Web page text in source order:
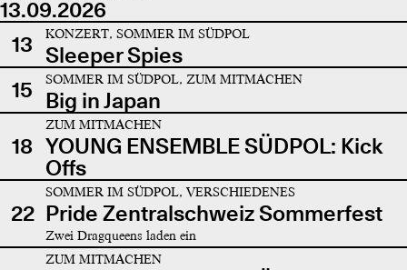
13.09.2026
13
KONZERT, SOMMER IM SÜDPOL
Sleeper Spies
15
SOMMER IM SÜDPOL, ZUM MITMACHEN
Big in Japan
18
ZUM MITMACHEN
YOUNG ENSEMBLE SÜDPOL: Kick
Offs
22
SOMMER IM SÜDPOL, VERSCHIEDENES
Pride Zentralschweiz Sommerfest
Zwei Dragqueens laden ein
ZUM MITMACHEN